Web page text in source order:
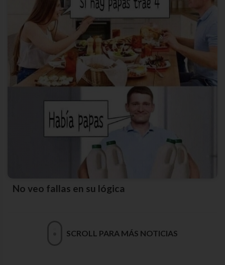
No veo fallas en su lógica
SCROLL PARA MÁS NOTICIAS